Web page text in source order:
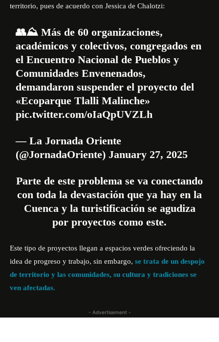
territorio, pues de acuerdo con Jessica de Chalotzi:
👥⛰️ Más de 60 organizaciones,
académicos y colectivos, congregados en
el Encuentro Nacional de Pueblos y
Comunidades Envenenados,
demandaron suspender el proyecto del
«Ecoparque Tlalli Malinche»
pic.twitter.com/oIaQpUVZLh
— La Jornada Oriente
(@JornadaOriente) January 27, 2025
Parte de este problema se va conectando
con toda la devastación que ya hay en la
Cuenca y la turistificación se agudiza
por proyectos como este.
Este tipo de proyectos llegan a espacios verdes ofreciendo la
idea de progreso y trabajo, sin embargo, se trata de un despojo
de territorio y las comunidades, su cultura y tradiciones se
ven afectadas.
- Advertisement -